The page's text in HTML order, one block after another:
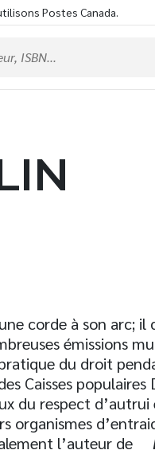
Postes Canada.
corde à son arc; il
émissions
du droit
Caisses populaires
du respect
organismes
l’auteur de